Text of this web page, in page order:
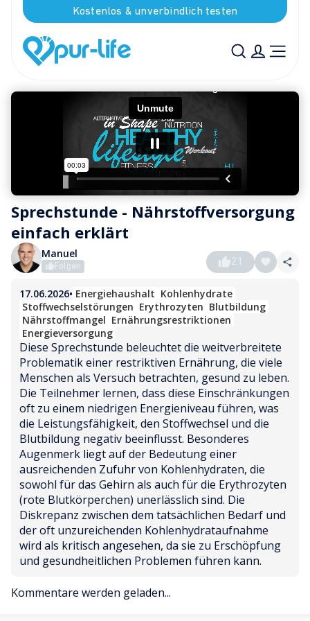
Kostenlos & unverbindlich testen
Sprechstunde - Nährstoffversorgung
einfach erklärt
Manuel
Folgen 21
17.06.2026• Energiehaushalt Kohlenhydrate
Stoffwechselstörungen Erythrozyten Blutbildung
Nährstoffmangel Ernährungsrestriktionen
Energieversorgung
Diese Sprechstunde beleuchtet die weitverbreitete
Problematik einer restriktiven Ernährung, die viele
Menschen als Versuch betrachten, gesund zu leben.
Die Teilnehmer lernen, dass diese Einschränkungen
oft zu einem niedrigen Energieniveau führen, was
die Leistungsfähigkeit, den Stoffwechsel und die
Blutbildung negativ beeinflusst. Besonderes
Augenmerk liegt auf der Bedeutung einer
ausreichenden Zufuhr von Kohlenhydraten, die
sowohl für das Gehirn als auch für die Erythrozyten
(rote Blutkörperchen) unerlässlich sind. Die
Diskrepanz zwischen dem tatsächlichen Bedarf und
der oft unzureichenden Kohlenhydrataufnahme
wird als kritisch angesehen, da sie zu Erschöpfung
und gesundheitlichen Problemen führen kann.
Kommentare werden geladen...